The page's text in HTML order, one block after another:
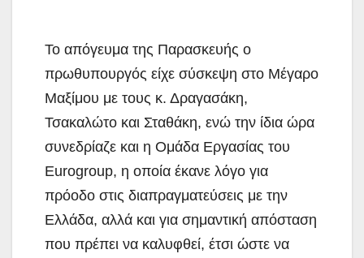
Το απόγευμα της Παρασκευής ο
πρωθυπουργός είχε σύσκεψη στο Μέγαρο
Μαξίμου με τους κ. Δραγασάκη,
Τσακαλώτο και Σταθάκη, ενώ την ίδια ώρα
συνεδρίαζε και η Ομάδα Εργασίας του
Eurogroup, η οποία έκανε λόγο για
πρόοδο στις διαπραγματεύσεις με την
Ελλάδα, αλλά και για σημαντική απόσταση
που πρέπει να καλυφθεί, έτσι ώστε να